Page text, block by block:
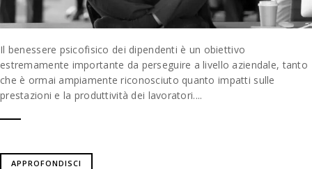
Il benessere psicofisico dei dipendenti è un obiettivo
estremamente importante da perseguire a livello aziendale, tanto
che è ormai ampiamente riconosciuto quanto impatti sulle
prestazioni e la produttività dei lavoratori....
APPROFONDISCI